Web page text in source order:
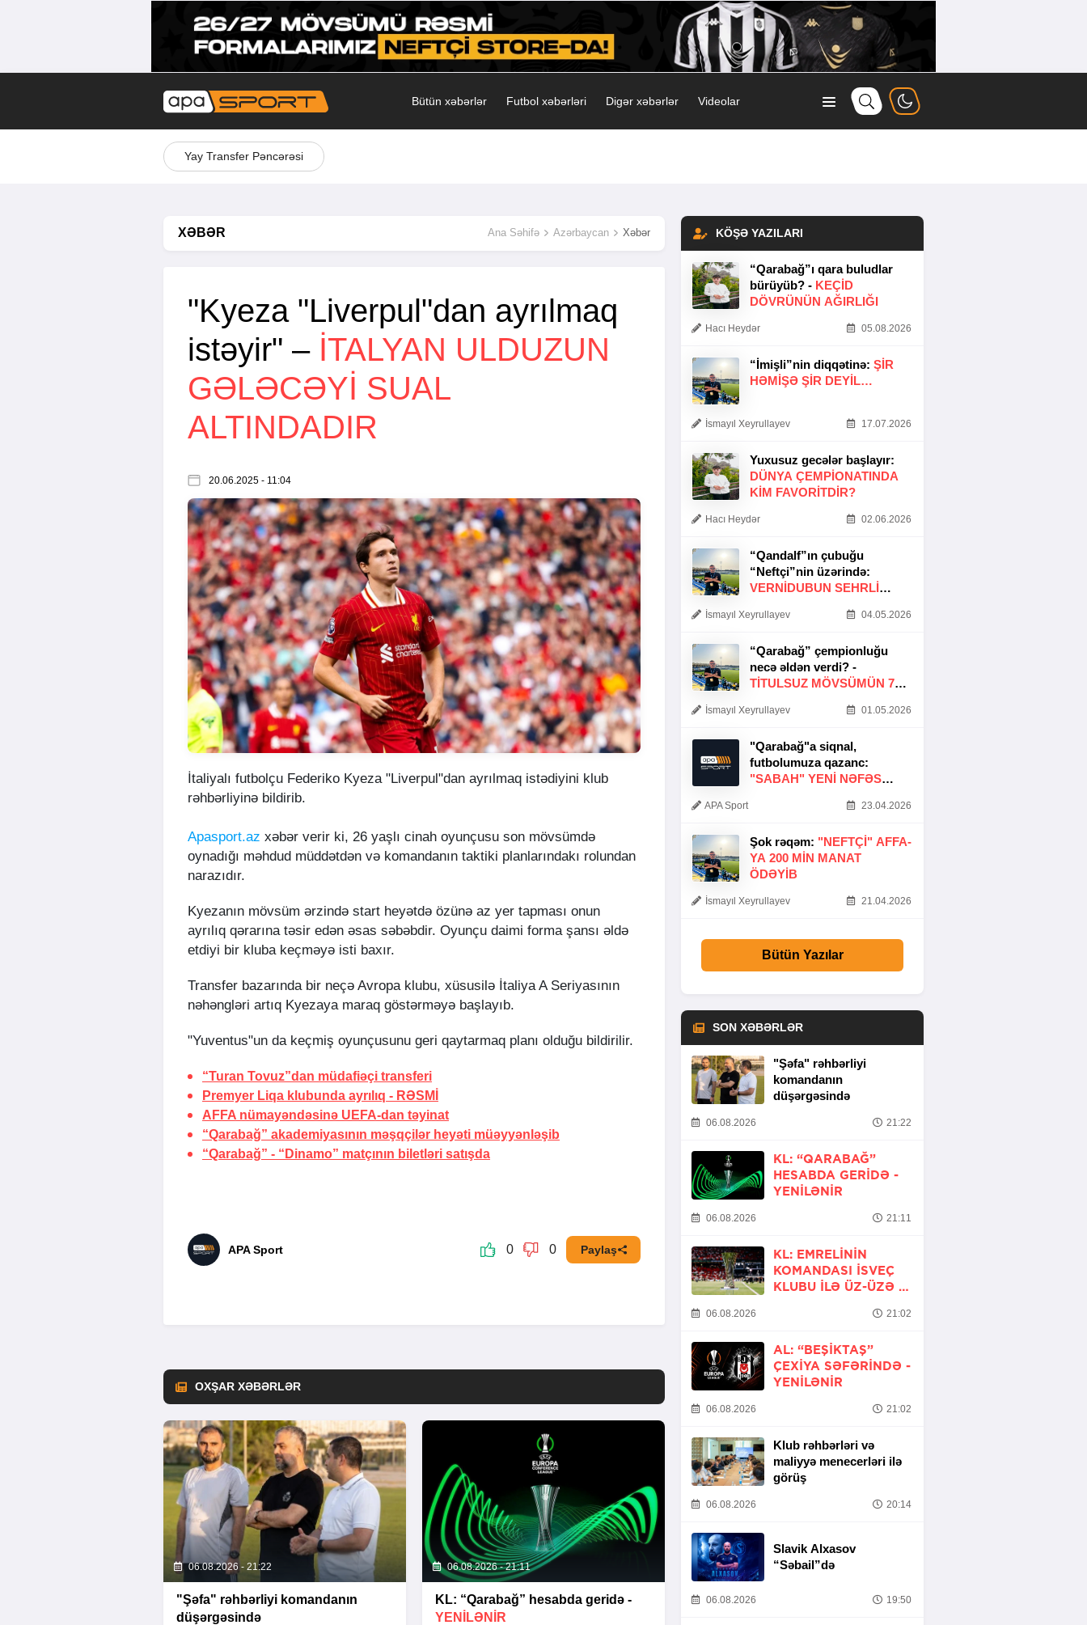
Bütün xəbərlər Futbol xəbərləri Digər xəbərlər Videolar
Yay Transfer Pəncərəsi
XƏBƏR Ana Səhifə Azərbaycan Xəbər
"Kyeza "Liverpul"dan ayrılmaq
istəyir" – İTALYAN ULDUZUN
GƏLƏCƏYI SUAL
ALTINDADIR
20.06.2025 - 11:04
İtaliyalı futbolçu Federiko Kyeza "Liverpul"dan ayrılmaq istədiyini klub
rəhbərliyinə bildirib.
Apasport.az xəbər verir ki, 26 yaşlı cinah oyunçusu son mövsümdə
oynadığı məhdud müddətdən və komandanın taktiki planlarındakı rolundan
narazıdır.
Kyezanın mövsüm ərzində start heyətdə özünə az yer tapması onun
ayrılıq qərarına təsir edən əsas səbəbdir. Oyunçu daimi forma şansı əldə
etdiyi bir kluba keçməyə isti baxır.
Transfer bazarında bir neçə Avropa klubu, xüsusilə İtaliya A Seriyasının
nəhəngləri artıq Kyezaya maraq göstərməyə başlayıb.
"Yuventus"un da keçmiş oyunçusunu geri qaytarmaq planı olduğu bildirilir.
“Turan Tovuz”dan müdafiəçi transferi
Premyer Liqa klubunda ayrılıq - RƏSMİ
AFFA nümayəndəsinə UEFA-dan təyinat
“Qarabağ” akademiyasının məşqçilər heyəti müəyyənləşib
“Qarabağ” - “Dinamo” matçının biletləri satışda
APA Sport 0 0 Paylaş
OXŞAR XƏBƏRLƏR
06.08.2026 - 21:22
"Şəfa" rəhbərliyi komandanın
düşərgəsində
06.08.2026 - 21:11
KL: “Qarabağ” hesabda geridə -
YENİLƏNİR
KÖŞƏ YAZILARI
“Qarabağ”ı qara buludlar
bürüyüb? - KEÇID
DÖVRÜNÜN AĞIRLIĞI
Hacı Heydər 05.08.2026
“İmişli”nin diqqətinə: ŞIR
HƏMIŞƏ ŞIR DEYIL…
İsmayıl Xeyrullayev 17.07.2026
Yuxusuz gecələr başlayır:
DÜNYA ÇEMPIONATINDA
KIM FAVORITDIR?
Hacı Heydər 02.06.2026
“Qandalf”ın çubuğu
“Neftçi”nin üzərində:
VERNİDUBUN SEHRLİ
İsmayıl Xeyrullayev 04.05.2026
“Qarabağ” çempionluğu
necə əldən verdi? -
TITULSUZ MÖVSÜMÜN 7
İsmayıl Xeyrullayev 01.05.2026
"Qarabağ"a siqnal,
futbolumuza qazanc:
"SABAH" YENI NƏFƏS
APA Sport 23.04.2026
Şok rəqəm: "NEFTÇI" AFFA-
YA 200 MIN MANAT
ÖDƏYIB
İsmayıl Xeyrullayev 21.04.2026
Bütün Yazılar
SON XƏBƏRLƏR
"Şəfa" rəhbərliyi
komandanın
düşərgəsində
06.08.2026 21:22
KL: “QARABAĞ”
HESABDA GERIDƏ -
YENİLƏNİR
06.08.2026 21:11
KL: EMRELININ
KOMANDASI İSVEÇ
KLUBU ILƏ ÜZ-ÜZƏ -
06.08.2026 21:02
AL: “BEŞIKTAŞ”
ÇEXIYA SƏFƏRINDƏ -
YENİLƏNİR
06.08.2026 21:02
Klub rəhbərləri və
maliyyə menecerləri ilə
görüş
06.08.2026 20:14
Slavik Alxasov
“Səbail”də
06.08.2026 19:50